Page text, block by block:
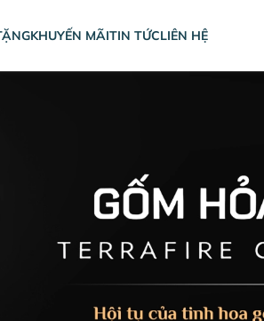
Acrylic
Acrylic
màu
KHUYẾN MÃITIN TỨCLIÊN HỆ